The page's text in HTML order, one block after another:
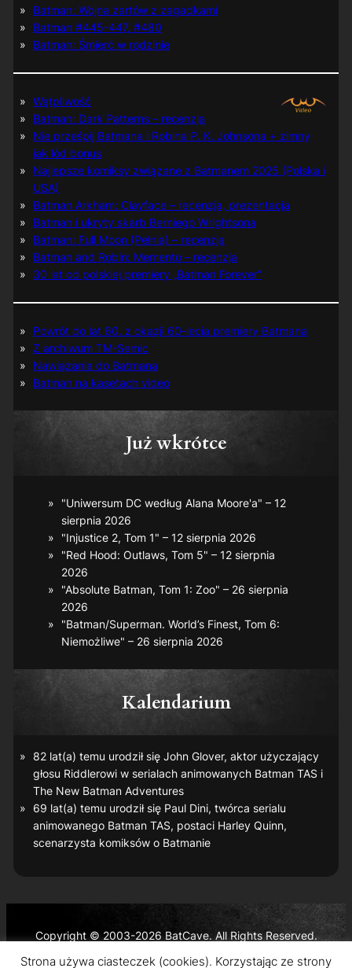
Batman: Wojna żartów z zagadkami
Batman #445-447, #480
Batman: Śmierć w rodzinie
Wątpliwość
Batman: Dark Patterns – recenzja
Nie prześpij Batmana i Robina P. K. Johnsona + zimny
jak lód bonus
Najlepsze komiksy związane z Batmanem 2025 (Polska i
USA)
Batman Arkham: Clayface – recenzja, prezentacja
Batman i ukryty skarb Berniego Wrightsona
Batman: Full Moon (Pełnia) – recenzja
Batman and Robin: Memento – recenzja
30 lat od polskiej premiery „Batman Forever”
Powrót do lat 60. z okazji 60-lecia premiery Batmana
Z archiwum TM-Semic
Nawiązania do Batmana
Batman na kasetach video
Już wkrótce
"Uniwersum DC według Alana Moore'a" – 12
sierpnia 2026
"Injustice 2, Tom 1" – 12 sierpnia 2026
"Red Hood: Outlaws, Tom 5" – 12 sierpnia
2026
"Absolute Batman, Tom 1: Zoo" – 26 sierpnia
2026
"Batman/Superman. World’s Finest, Tom 6:
Niemożliwe" – 26 sierpnia 2026
Kalendarium
82 lat(a) temu urodził się John Glover, aktor użyczający
głosu Riddlerowi w serialach animowanych Batman TAS i
The New Batman Adventures
69 lat(a) temu urodził się Paul Dini, twórca serialu
animowanego Batman TAS, postaci Harley Quinn,
scenarzysta komiksów o Batmanie
Copyright © 2003-2026 BatCave. All Rights Reserved.
Strona używa ciasteczek (cookies). Korzystając ze strony